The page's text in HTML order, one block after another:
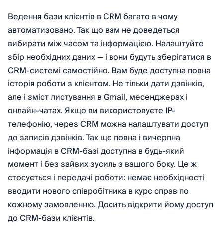
Ведення бази клієнтів в CRM багато в чому
автоматизовано. Так що вам не доведеться
вибирати між часом та інформацією. Налаштуйте
збір необхідних даних — і вони будуть зберігатися в
CRM-системі самостійно. Вам буде доступна повна
історія роботи з клієнтом. Не тільки дати дзвінків,
але і зміст листування в Gmail, месенджерах і
онлайн-чатах. Якщо ви використовуєте IP-
телефонію, через CRM можна налаштувати доступ
до записів дзвінків. Так що повна і вичерпна
інформація в CRM-базі доступна в будь-який
момент і без зайвих зусиль з вашого боку. Це ж
стосується і передачі роботи: немає необхідності
вводити нового співробітника в курс справ по
кожному замовленню. Досить відкрити йому доступ
до CRM-бази клієнтів.